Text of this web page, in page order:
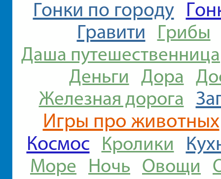
Гонки по городу
Гравити
Грибы
Даша путешественница
Деньги Дора
Железная дорога
Игры про животных
Космос Кролики
Море Ночь Овощи